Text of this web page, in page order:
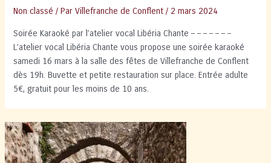
Non classé / ParVillefranche de Conflent / 2 mars 2024
Soirée Karaoké par l’atelier vocal Libéria Chante – – – – – – –
L’atelier vocal Libéria Chante vous propose une soirée karaoké
samedi 16 mars à la salle des fêtes de Villefranche de Conflent
dès 19h. Buvette et petite restauration sur place. Entrée adulte
5€, gratuit pour les moins de 10 ans.